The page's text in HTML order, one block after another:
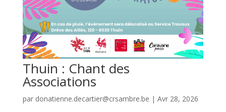
Thuin : Chant des
Associations
par donatienne.decartier@crsambre.be | Avr 28, 2026